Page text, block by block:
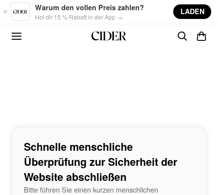
Skip to main content
Warum den vollen Preis zahlen?
Hol dir 15 % Rabatt in der App →
LADEN
Schnelle menschliche
Überprüfung zur Sicherheit der
Website abschließen
Bitte führen Sie einen kurzen menschlichen